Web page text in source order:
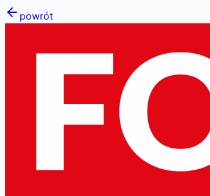
powrót